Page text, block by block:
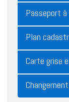
Passeport à
Plan
Carte grise